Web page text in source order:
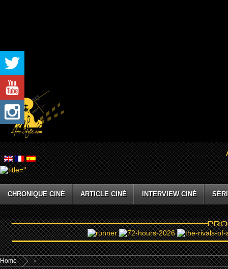
CHRONIQUE CINÉ ARTICLE CINÉ INTERVIEW CINÉ
Home »